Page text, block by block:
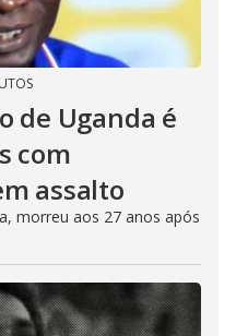
de Uganda é
com
assalto
morreu aos 27 anos após